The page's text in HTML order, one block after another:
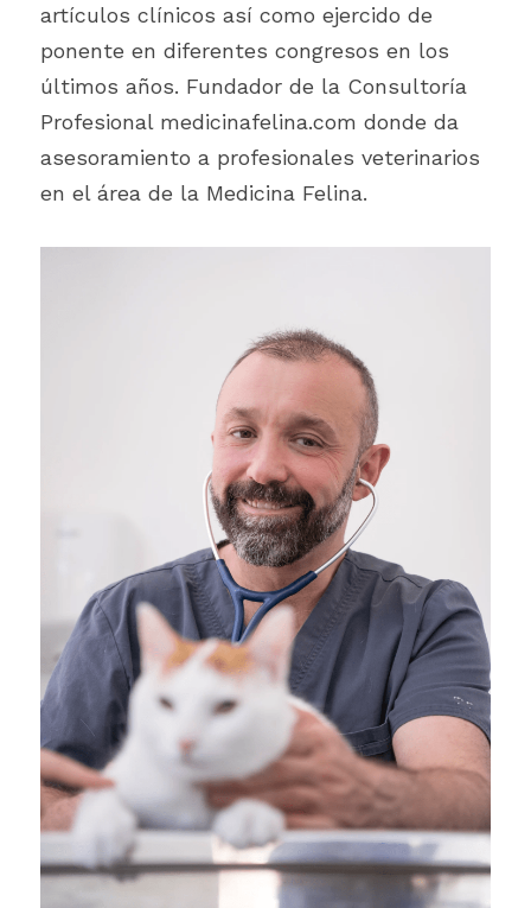
artículos clínicos así como ejercido de
ponente en diferentes congresos en los
últimos años. Fundador de la Consultoría
Profesional medicinafelina.com donde da
asesoramiento a profesionales veterinarios
en el área de la Medicina Felina.